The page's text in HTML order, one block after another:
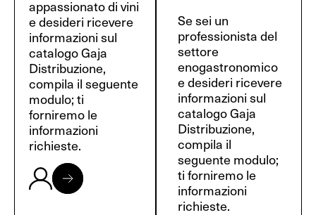
appassionato di vini
e desideri ricevere
informazioni sul
catalogo Gaja
Distribuzione,
compila il seguente
modulo; ti
forniremo le
informazioni
richieste.
Se sei un
professionista del
settore
enogastronomico
e desideri ricevere
informazioni sul
catalogo Gaja
Distribuzione,
compila il
seguente modulo;
ti forniremo le
informazioni
richieste.